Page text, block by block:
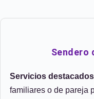
Sendero
Servicios
familiares o de pareja